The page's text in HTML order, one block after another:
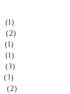
（1）
（2）
（1）
（1）
（3）
（3）
（2）